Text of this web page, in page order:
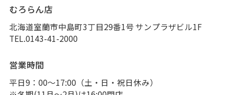
むろらん店
北海道室蘭市中島町3丁目29番1号 サンプラザビル1F
TEL.0143-41-2000
営業時間
平日9：00～17:00（土・日・祝日休み）